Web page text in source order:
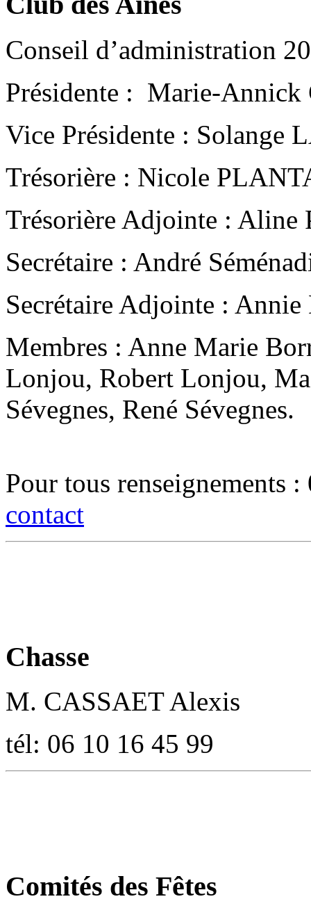
Conseil d’administration
Présidente : Marie-
Vice Présidente : Solange
Trésorière : Nicole
Trésorière Adjointe :
Secrétaire : André
Secrétaire Adjointe :
Membres : Anne Marie
Lonjou, Robert Lonjou,
Sévegnes, René Sévegnes.
Pour tous renseignements
contact
Chasse
M. CASSAET Alexis
tél: 06 10 16 45 99
Comités des Fêtes